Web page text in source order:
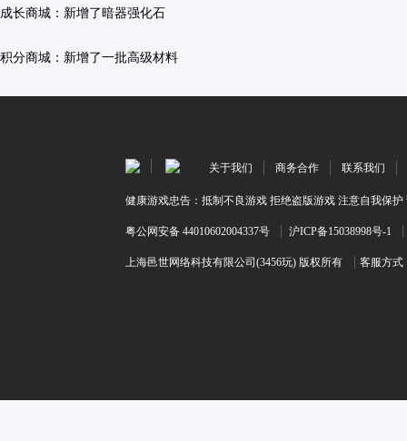
成长商城：新增了暗器强化石
积分商城：新增了一批高级材料
关于我们 商务合作 联系我们
健康游戏忠告：抵制不良游戏 拒绝盗版游戏 注意自我保
粤公网安备 44010602004337号 沪ICP备15038998号-1
上海邑世网络科技有限公司(3456玩) 版权所有 客服方式